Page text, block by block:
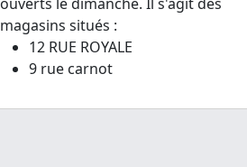
magasins situés :
12 RUE ROYALE
9 rue carnot